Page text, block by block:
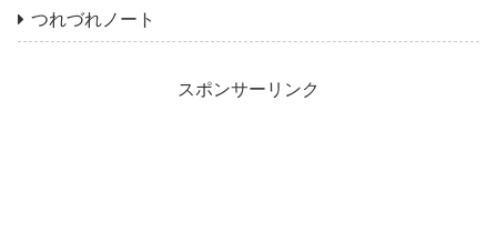
つれづれノート
スポンサーリンク